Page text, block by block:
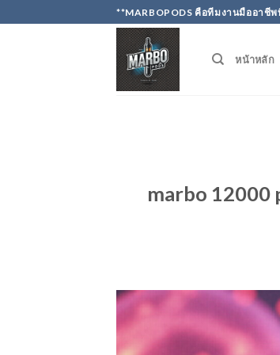
to
**MARBOPODS คือทีมงานมืออาชี
หน้าหลัก
marbo